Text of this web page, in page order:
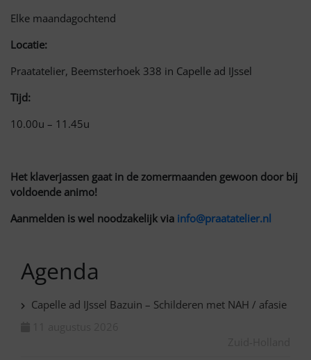
Elke maandagochtend
Locatie:
Praatatelier, Beemsterhoek 338 in Capelle ad IJssel
Tijd:
10.00u – 11.45u
Het klaverjassen gaat in de zomermaanden gewoon door bij
voldoende animo!
Aanmelden is wel noodzakelijk via info@praatatelier.nl
Agenda
Capelle ad IJssel Bazuin – Schilderen met NAH / afasie